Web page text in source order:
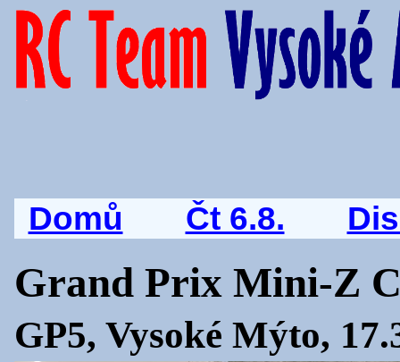
Domů Čt 6.8.
Grand Prix Mini-Z
GP5, Vysoké Mýto,